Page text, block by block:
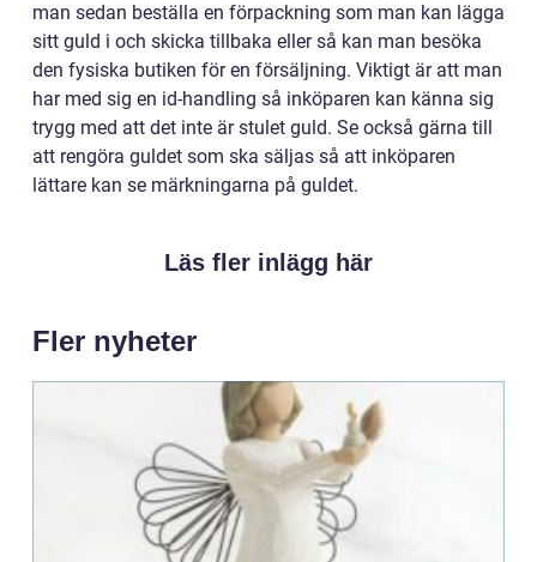
man sedan beställa en förpackning som man kan lägga
sitt guld i och skicka tillbaka eller så kan man besöka
den fysiska butiken för en försäljning. Viktigt är att man
har med sig en id-handling så inköparen kan känna sig
trygg med att det inte är stulet guld. Se också gärna till
att rengöra guldet som ska säljas så att inköparen
lättare kan se märkningarna på guldet.
Läs fler inlägg här
Fler nyheter